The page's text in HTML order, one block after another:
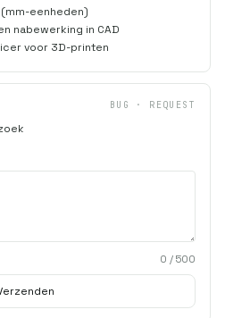
eenheden)
nabewerking in CAD
voor 3D-printen
BUG · REQUEST
0 / 500